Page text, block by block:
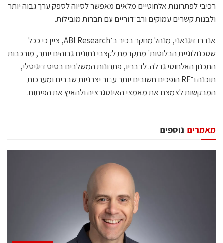
רכיבי לפתרונות אלחוטיים מלאים מאפשר לסיוה לספק ערך גבוה יותר
ולבנות קשרים עמוקים ורב־דוריים עם חברות מובילות.
אנדרו זיגנאני, מנהל מחקר בכיר ב־ABI Research, ציין כי ככל
שטכנולוגיית הבלוטות' מתקדמת לקצבי נתונים גבוהים יותר, מורכבות
התכנון האלחוטי גדלה. לדבריו, פתרונות המשלבים בסיס דיגיטלי,
תוכנה ו־RF הופכים חשובים יותר עבור יצרניות שבבים ומערכות
המבקשות לצמצם את מאמצי האינטגרציה ולהאיץ את הפיתוח.
נוספים מאמרים